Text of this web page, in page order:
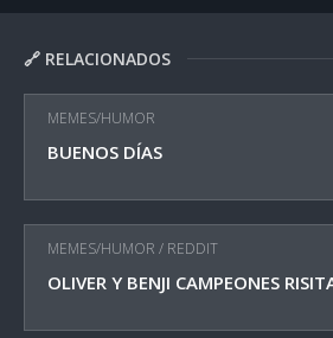
🔗 RELACIONADOS
MEMES/HUMOR
BUENOS DÍAS
MEMES/HUMOR / REDDIT
OLIVER Y BENJI CAMPEONES